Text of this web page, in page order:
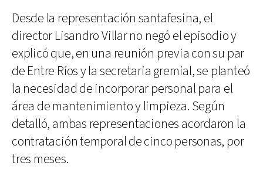
Desde la representación santafesina, el
director Lisandro Villar no negó el episodio y
explicó que, en una reunión previa con su par
de Entre Ríos y la secretaria gremial, se planteó
la necesidad de incorporar personal para el
área de mantenimiento y limpieza. Según
detalló, ambas representaciones acordaron la
contratación temporal de cinco personas, por
tres meses.